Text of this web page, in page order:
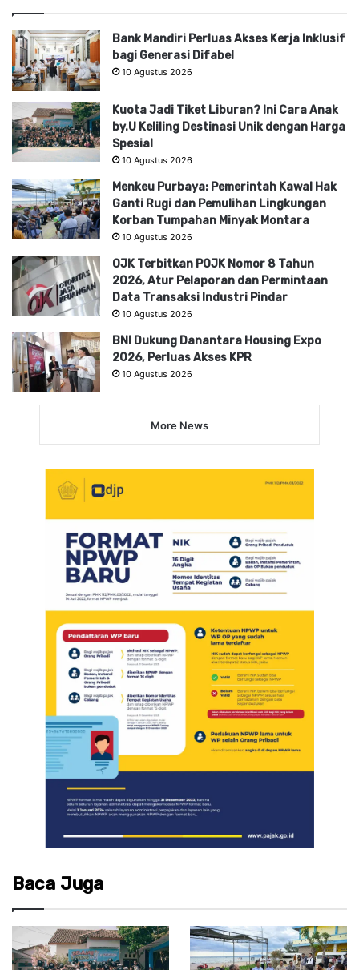
Bank Mandiri Perluas Akses Kerja Inklusif
bagi Generasi Difabel
10 Agustus 2026
Kuota Jadi Tiket Liburan? Ini Cara Anak
by.U Keliling Destinasi Unik dengan Harga
Spesial
10 Agustus 2026
Menkeu Purbaya: Pemerintah Kawal Hak
Ganti Rugi dan Pemulihan Lingkungan
Korban Tumpahan Minyak Montara
10 Agustus 2026
OJK Terbitkan POJK Nomor 8 Tahun
2026, Atur Pelaporan dan Permintaan
Data Transaksi Industri Pindar
10 Agustus 2026
BNI Dukung Danantara Housing Expo
2026, Perluas Akses KPR
10 Agustus 2026
More News
Baca Juga